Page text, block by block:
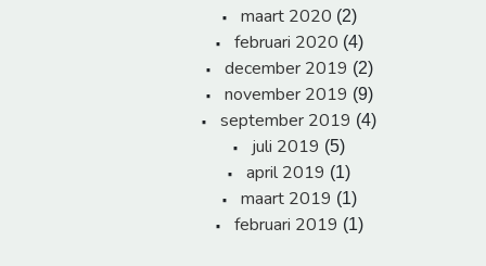
maart 2020 (2)
februari 2020 (4)
december 2019 (2)
november 2019 (9)
september 2019 (4)
juli 2019 (5)
april 2019 (1)
maart 2019 (1)
februari 2019 (1)